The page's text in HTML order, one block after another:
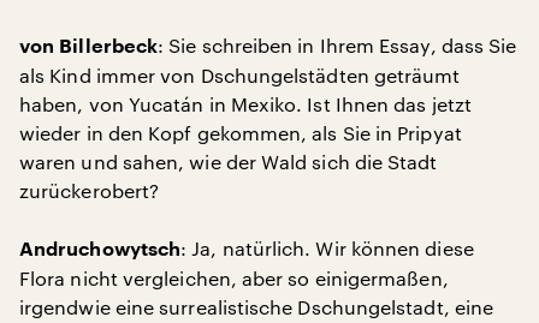
von Billerbeck: Sie schreiben in Ihrem Essay, dass Sie
als Kind immer von Dschungelstädten geträumt
haben, von Yucatán in Mexiko. Ist Ihnen das jetzt
wieder in den Kopf gekommen, als Sie in Pripyat
waren und sahen, wie der Wald sich die Stadt
zurückerobert?
Andruchowytsch: Ja, natürlich. Wir können diese
Flora nicht vergleichen, aber so einigermaßen,
irgendwie eine surrealistische Dschungelstadt, eine